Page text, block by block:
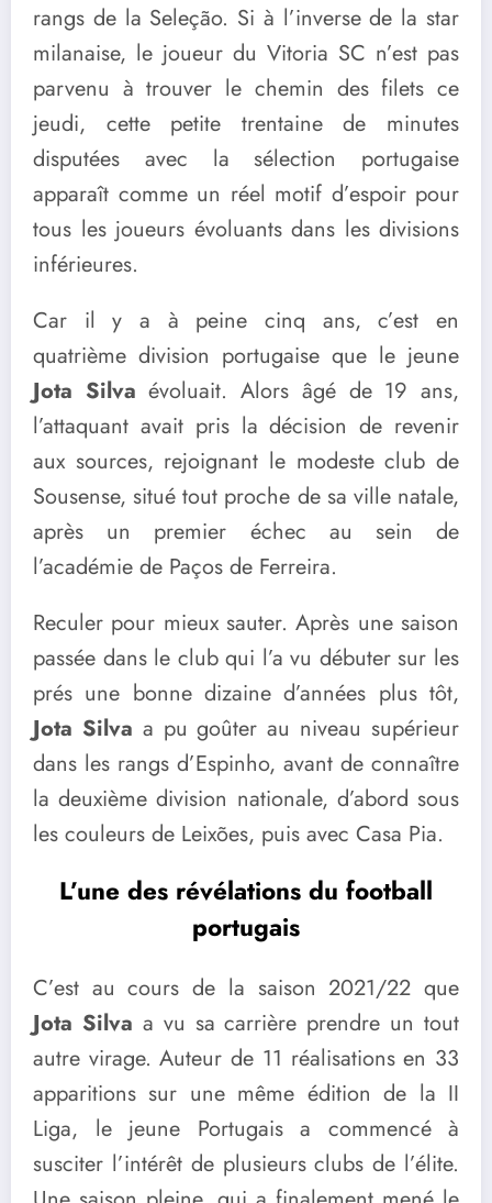
rangs de la Seleção. Si à l’inverse de la star
milanaise, le joueur du Vitoria SC n’est pas
parvenu à trouver le chemin des filets ce
jeudi, cette petite trentaine de minutes
disputées avec la sélection portugaise
apparaît comme un réel motif d’espoir pour
tous les joueurs évoluants dans les divisions
inférieures.
Car il y a à peine cinq ans, c’est en
quatrième division portugaise que le jeune
Jota Silva évoluait. Alors âgé de 19 ans,
l’attaquant avait pris la décision de revenir
aux sources, rejoignant le modeste club de
Sousense, situé tout proche de sa ville natale,
après un premier échec au sein de
l’académie de Paços de Ferreira.
Reculer pour mieux sauter. Après une saison
passée dans le club qui l’a vu débuter sur les
prés une bonne dizaine d’années plus tôt,
Jota Silva a pu goûter au niveau supérieur
dans les rangs d’Espinho, avant de connaître
la deuxième division nationale, d’abord sous
les couleurs de Leixões, puis avec Casa Pia.
L’une des révélations du football
portugais
C’est au cours de la saison 2021/22 que
Jota Silva a vu sa carrière prendre un tout
autre virage. Auteur de 11 réalisations en 33
apparitions sur une même édition de la II
Liga, le jeune Portugais a commencé à
susciter l’intérêt de plusieurs clubs de l’élite.